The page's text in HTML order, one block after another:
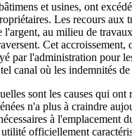
et usines, ont
Les recours
l'argent, au milieu de
Cet
par l'administration pour
canal où les indemnités
sont les causes qui
n'a plus à craindre
à l'emplacement
officiellement